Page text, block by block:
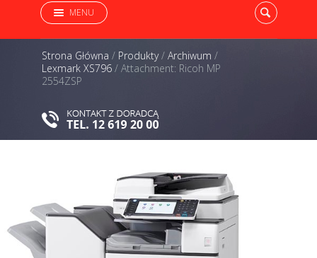
MENU
Strona Główna / Produkty/ Archiwum /
Lexmark XS796 / Attachment: Ricoh MP
2554ZSP